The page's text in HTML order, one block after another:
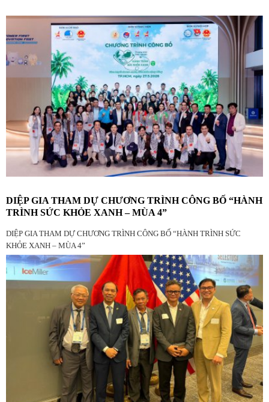
DIỆP GIA THAM DỰ CHƯƠNG TRÌNH CÔNG BỐ “HÀNH
TRÌNH SỨC KHỎE XANH – MÙA 4”
DIỆP GIA THAM DỰ CHƯƠNG TRÌNH CÔNG BỐ “HÀNH TRÌNH SỨC
KHỎE XANH – MÙA 4”